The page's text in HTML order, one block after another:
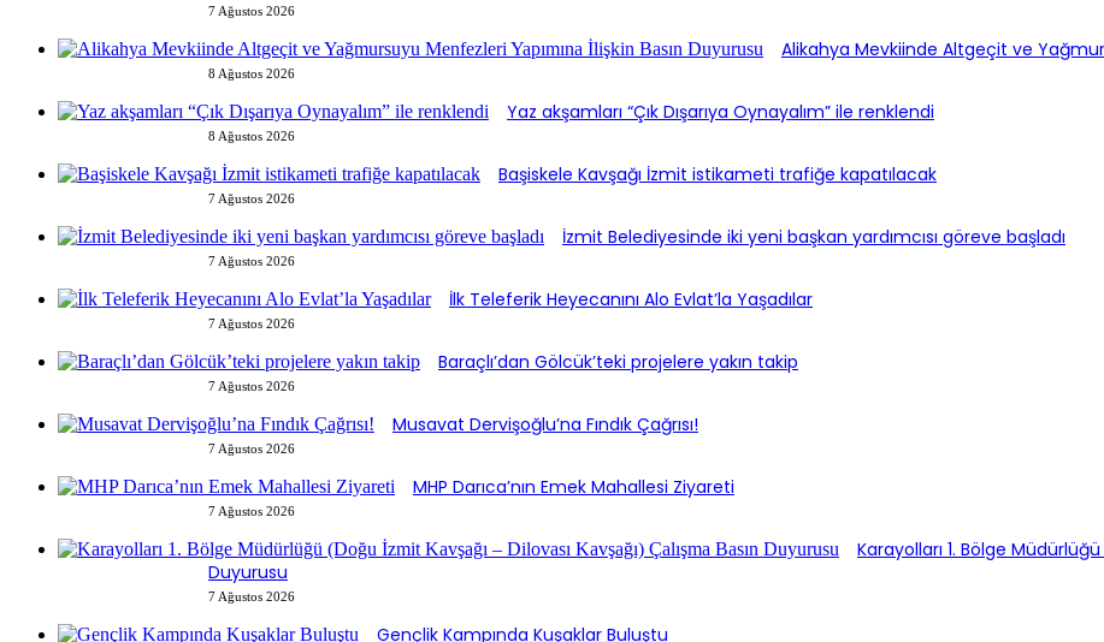
7 Ağustos 2026
Alikahya Mevkiinde Altgeçit ve
8 Ağustos 2026
Yaz akşamları “Çık Dışarıya Oynayalım” ile renklendi
8 Ağustos 2026
Başiskele Kavşağı İzmit istikameti trafiğe kapatılacak
7 Ağustos 2026
İzmit Belediyesinde iki yeni başkan yardımcısı göreve başladı
7 Ağustos 2026
İlk Teleferik Heyecanını Alo Evlat’la Yaşadılar
7 Ağustos 2026
Baraçlı’dan Gölcük’teki projelere yakın takip
7 Ağustos 2026
Musavat Dervişoğlu’na Fındık Çağrısı!
7 Ağustos 2026
MHP Darıca’nın Emek Mahallesi Ziyareti
7 Ağustos 2026
Karayolları 1. Bölge
Duyurusu
7 Ağustos 2026
Gençlik Kampında Kuşaklar Buluştu